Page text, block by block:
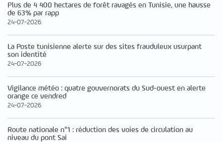
Plus de 4 400 hectares de forêt ravagés en Tunisie, une hausse
de 63% par rapp
24-07-2026
La Poste tunisienne alerte sur des sites frauduleux usurpant
son identité
24-07-2026
Vigilance météo : quatre gouvernorats du Sud-ouest en alerte
orange ce vendred
24-07-2026
Route nationale n°1 : réduction des voies de circulation au
niveau du pont Sai